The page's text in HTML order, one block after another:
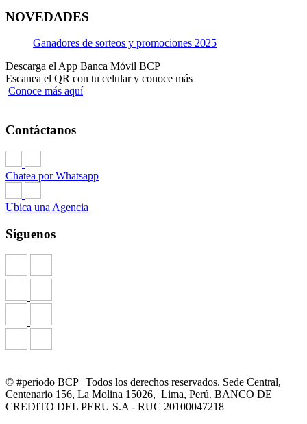
Si realizas disposiciones en efectivo en cajeros
comunicarte con nuestra Banca por Teléfono.
La facturación de tu
se realiza en soles, mientras que los consumos
efectuados en el exterior se facturan en dólares,
Los formularios contractuales de esta sección se encuentran
aprobados por la SBS mediante Resolución N° 00992-2026.
Solicitud de Tarjeta de Crédito-Cuadernillo SUFP5308
Solicitud Compra de Deuda Tarjeta de Crédito
Fórmulas y Ejemplos explicativos Tarjeta de Crédito
VISA 25 - Cronograma virtual de pagos TC 2026
Contrato Tarjeta de Crédito Junio 2026.​
Contrato de Afiliación a Cargos Recurrentes
NOVEDADES
Ganadores de sorteos y promociones 2025
Descarga el App Banca Móvil BCP
Escanea el QR con tu celular y conoce más
Conoce más aquí
Contáctanos
Chatea por Whatsapp
Ubica una Agencia
Síguenos
© #periodo BCP | Todos los derechos reservados. Sede Central,
Centenario 156, La Molina 15026, Lima, Perú. BANCO DE
CREDITO DEL PERU S.A - RUC 20100047218